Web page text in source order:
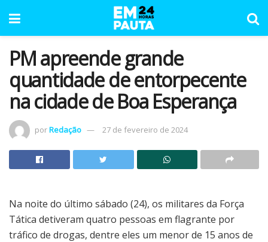
PM apreende grande
quantidade de entorpecente
na cidade de Boa Esperança
porRedação 27 de fevereiro de 2024
Na noite do último sábado (24), os militares da Força
Tática detiveram quatro pessoas em flagrante por
tráfico de drogas, dentre eles um menor de 15 anos de